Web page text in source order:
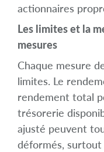
actionnaires
Les limites et la
mesures
Chaque mesure
limites. Le
rendement total
trésorerie
ajusté peuvent
déformés, surtout